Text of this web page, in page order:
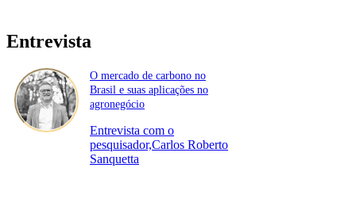
Entrevista
O mercado de carbono no
Brasil e suas aplicações no
agronegócio
Entrevista com o
pesquisador,Carlos Roberto
Sanquetta